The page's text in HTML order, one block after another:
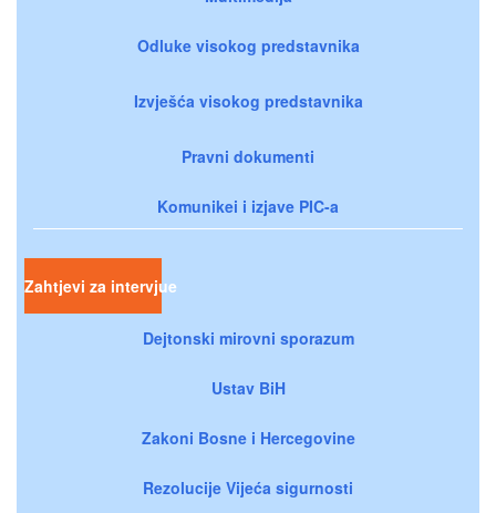
Odluke visokog predstavnika
Izvješća visokog predstavnika
Pravni dokumenti
Komunikei i izjave PIC-a
Zahtjevi za intervjue
Dejtonski mirovni sporazum
Ustav BiH
Zakoni Bosne i Hercegovine
Rezolucije Vijeća sigurnosti